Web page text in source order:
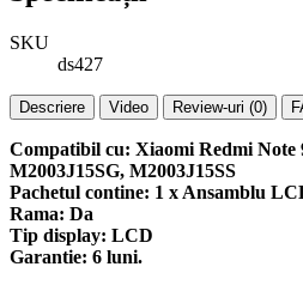
SKU
ds427
Descriere Video Review-uri (0)
Compatibil cu: Xiaomi Redmi Note
M2003J15SG, M2003J15SS
Pachetul contine: 1 x Ansamblu
Rama: Da
Tip display: LCD
Garantie: 6 luni.